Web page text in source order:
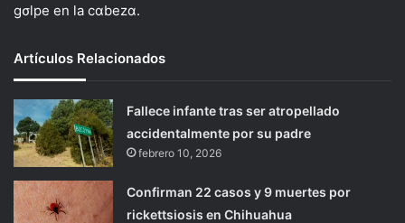
gσlpe en la cαbezα.
Artículos Relacionados
Fallece infante tras ser atropellado
accidentalmente por su padre
febrero 10, 2026
Confirman 22 casos y 9 muertes por
rickettsiosis en Chihuahua